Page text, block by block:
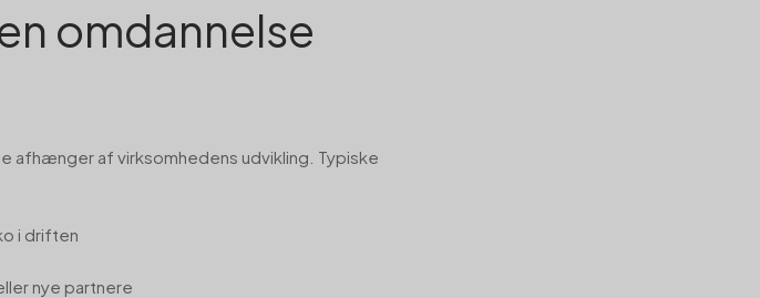
omdannelse
afhænger af virksomhedens udvikling. Typiske
i driften
nye partnere